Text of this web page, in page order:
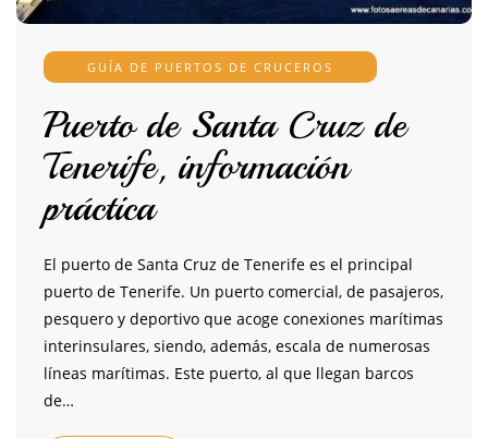
GUÍA DE PUERTOS DE CRUCEROS
Puerto de Santa Cruz de
Tenerife, información
práctica
El puerto de Santa Cruz de Tenerife es el principal
puerto de Tenerife. Un puerto comercial, de pasajeros,
pesquero y deportivo que acoge conexiones marítimas
interinsulares, siendo, además, escala de numerosas
líneas marítimas. Este puerto, al que llegan barcos
de…